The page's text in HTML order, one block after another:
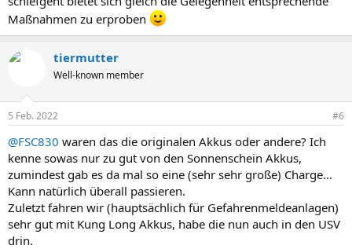
Maßnahmen zu erproben
tiermutter
Well-known member
5 Feb. 2022 #6
@FSC830 waren das die originalen Akkus oder andere? Ich
kenne sowas nur zu gut von den Sonnenschein Akkus,
zumindest gab es da mal so eine (sehr sehr große) Charge...
Kann natürlich überall passieren.
Zuletzt fahren wir (hauptsächlich für Gefahrenmeldeanlagen)
sehr gut mit Kung Long Akkus, habe die nun auch in den USV
drin.